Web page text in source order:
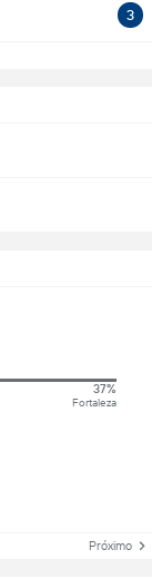
3
37%
Fortaleza
Próximo